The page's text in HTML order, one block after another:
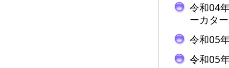
令和04
ーカタ
令和05
令和05